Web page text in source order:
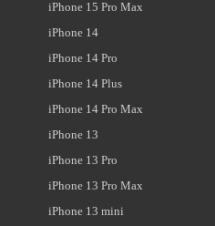
iPhone 15 Pro Max
iPhone 14
iPhone 14 Pro
iPhone 14 Plus
iPhone 14 Pro Max
iPhone 13
iPhone 13 Pro
iPhone 13 Pro Max
iPhone 13 mini